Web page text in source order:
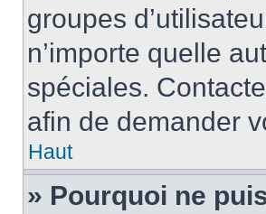
groupes
n’importe quelle
spéciales.
afin de demander
Haut
» Pourquoi ne